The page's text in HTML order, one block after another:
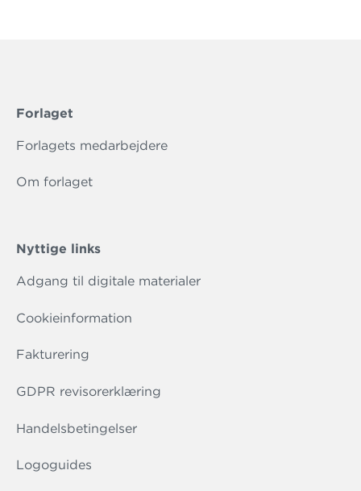
Forlaget
Forlagets medarbejdere
Om forlaget
Nyttige links
Adgang til digitale materialer
Cookieinformation
Fakturering
GDPR revisorerklæring
Handelsbetingelser
Logoguides